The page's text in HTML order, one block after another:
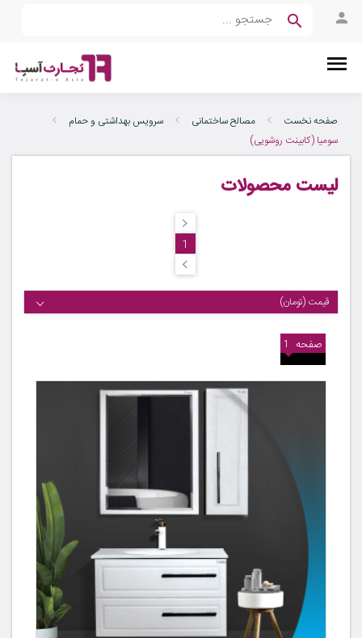
صفحه نخست مصالح ساختمانی
سرویس بهداشتی و حمام
سومیا (کابینت روشویی)
لیست محصولات
1
قیمت (تومان)
صفحه 1